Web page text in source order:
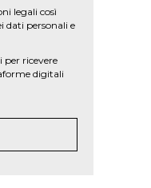
legali così
dati personali e
per ricevere
digitali